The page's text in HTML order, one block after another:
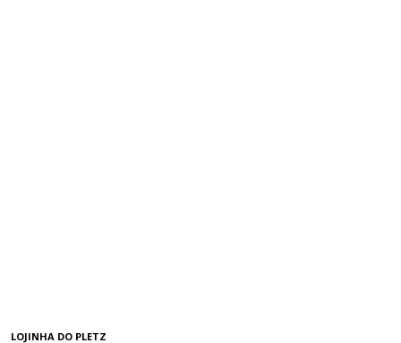
LOJINHA DO PLETZ